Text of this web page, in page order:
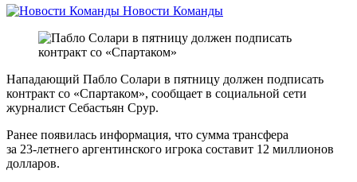
Новости Команды
Нападающий Пабло Солари в пятницу должен подписать
контракт со «Спартаком», сообщает в социальной сети
журналист Себастьян Срур.
Ранее появилась информация, что сумма трансфера
за 23‑летнего аргентинского игрока составит 12 миллионов
долларов.